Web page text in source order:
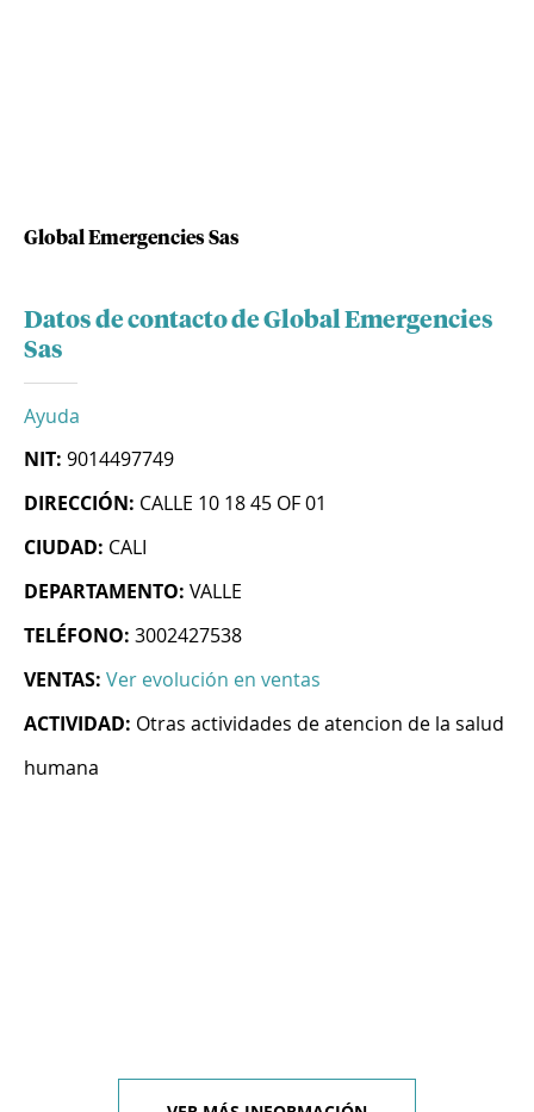
Global Emergencies Sas
Datos de contacto de Global Emergencies
Sas
Ayuda
NIT: 9014497749
DIRECCIÓN: CALLE 10 18 45 OF 01
CIUDAD: CALI
DEPARTAMENTO: VALLE
TELÉFONO: 3002427538
VENTAS: Ver evolución en ventas
ACTIVIDAD: Otras actividades de atencion de la salud
humana